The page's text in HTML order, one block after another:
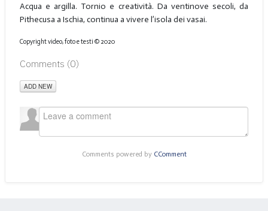
Acqua e argilla. Tornio e creatività. Da ventinove secoli, da
Pithecusa a Ischia, continua a vivere l’isola dei vasai.
Copyright video, foto e testi © 2020
Comments (0)
ADD NEW
Comments powered by CComment